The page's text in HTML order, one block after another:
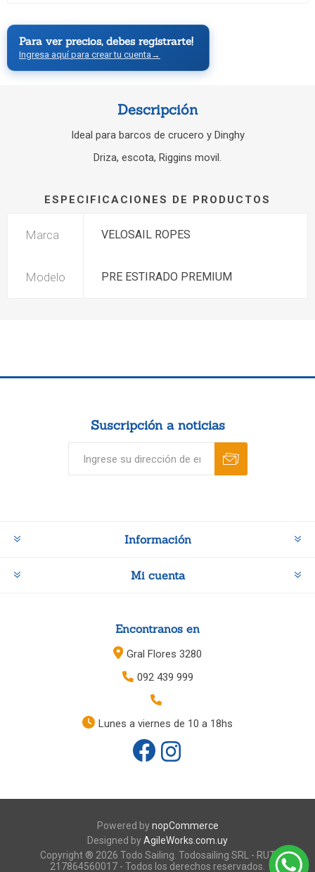
Para ver precios, debes registrarte!
Ingresa aquí para crear tu cuenta →
Descripción
Ideal para barcos de crucero y Dinghy
Driza, escota, Riggins movil.
ESPECIFICACIONES DE PRODUCTOS
Marca VELOSAIL ROPES
Modelo PRE ESTIRADO PREMIUM
Suscripción a noticias
Información
Mi cuenta
Encontranos en
Gral Flores 3280
092 439 999
Lunes a viernes de 10 a 18hs
Powered bynopCommerce
Designed byAgileWorks.com.uy
Copyright ® 2026 Todo Sailing. Todosailing SRL - RUT
217864560017 - Todos los derechos reservados.